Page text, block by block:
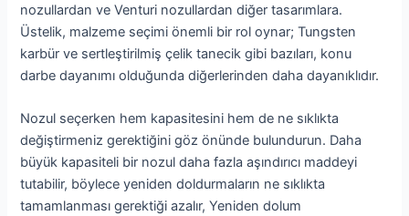
nozullardan ve Venturi nozullardan diğer tasarımlara.
Üstelik, malzeme seçimi önemli bir rol oynar; Tungsten
karbür ve sertleştirilmiş çelik tanecik gibi bazıları, konu
darbe dayanımı olduğunda diğerlerinden daha dayanıklıdır.
Nozul seçerken hem kapasitesini hem de ne sıklıkta
değiştirmeniz gerektiğini göz önünde bulundurun. Daha
büyük kapasiteli bir nozul daha fazla aşındırıcı maddeyi
tutabilir, böylece yeniden doldurmaların ne sıklıkta
tamamlanması gerektiği azalır, Yeniden dolum